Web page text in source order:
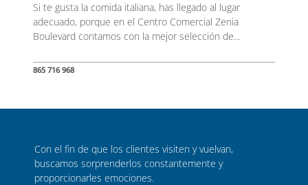
Si te gusta la comida italiana, has llegado al lugar
adecuado, porque en el Centro Comercial Zenia
Boulevard contamos con la mejor selección de...
865 716 968
Con el fin de que los clientes visiten y vuelvan,
buscamos sorprenderlos constantemente y
proporcionarles emociones.